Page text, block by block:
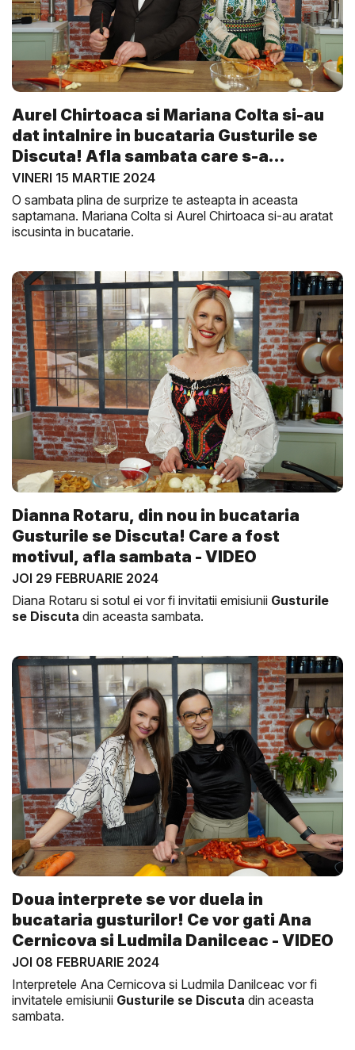
Aurel Chirtoaca si Mariana Colta si-au
dat intalnire in bucataria Gusturile se
Discuta! Afla sambata care s-a
descurc...
VINERI 15 MARTIE 2024
O sambata plina de surprize te asteapta in aceasta
saptamana. Mariana Colta si Aurel Chirtoaca si-au aratat
iscusinta in bucatarie.
Dianna Rotaru, din nou in bucataria
Gusturile se Discuta! Care a fost
motivul, afla sambata - VIDEO
JOI 29 FEBRUARIE 2024
Diana Rotaru si sotul ei vor fi invitatii emisiunii Gusturile
se Discuta din aceasta sambata.
Doua interprete se vor duela in
bucataria gusturilor! Ce vor gati Ana
Cernicova si Ludmila Danilceac - VIDEO
JOI 08 FEBRUARIE 2024
Interpretele Ana Cernicova si Ludmila Danilceac vor fi
invitatele emisiunii Gusturile se Discuta din aceasta
sambata.